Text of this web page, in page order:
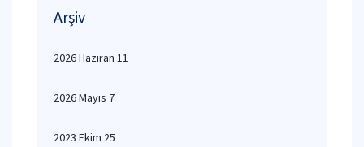
Arşiv
2026 Haziran 11
2026 Mayıs 7
2023 Ekim 25